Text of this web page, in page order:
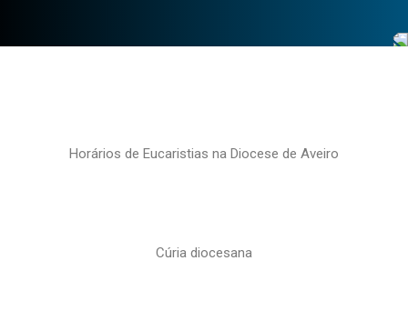
Horários de Eucaristias na Diocese de Aveiro
Cúria diocesana